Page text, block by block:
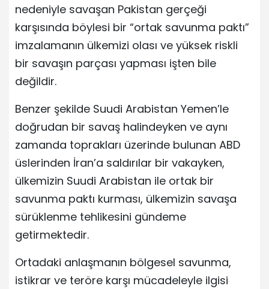
nedeniyle savaşan Pakistan gerçeği
karşısında böylesi bir “ortak savunma paktı”
imzalamanın ülkemizi olası ve yüksek riskli
bir savaşın parçası yapması işten bile
değildir.
Benzer şekilde Suudi Arabistan Yemen’le
doğrudan bir savaş halindeyken ve aynı
zamanda toprakları üzerinde bulunan ABD
üslerinden İran’a saldırılar bir vakayken,
ülkemizin Suudi Arabistan ile ortak bir
savunma paktı kurması, ülkemizin savaşa
sürüklenme tehlikesini gündeme
getirmektedir.
Ortadaki anlaşmanın bölgesel savunma,
istikrar ve teröre karşı mücadeleyle ilgisi